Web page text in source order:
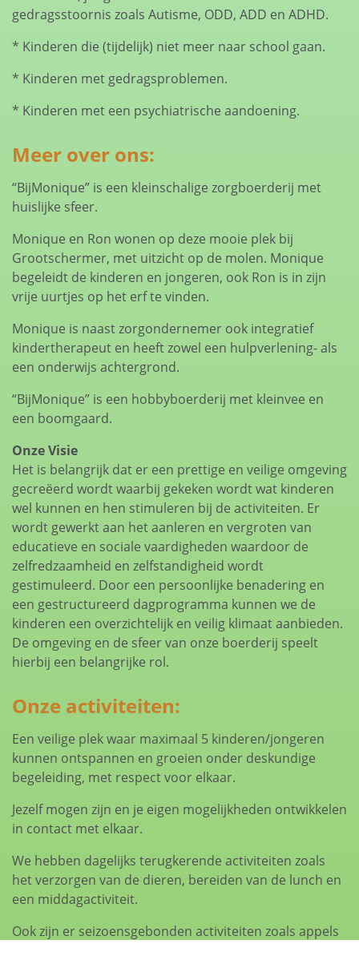
gedragsstoornis zoals Autisme, ODD, ADD en ADHD.
* Kinderen die (tijdelijk) niet meer naar school gaan.
* Kinderen met gedragsproblemen.
* Kinderen met een psychiatrische aandoening.
Meer over ons:
“BijMonique” is een kleinschalige zorgboerderij met
huislijke sfeer.
Monique en Ron wonen op deze mooie plek bij
Grootschermer, met uitzicht op de molen. Monique
begeleidt de kinderen en jongeren, ook Ron is in zijn
vrije uurtjes op het erf te vinden.
Monique is naast zorgondernemer ook integratief
kindertherapeut en heeft zowel een hulpverlening- als
een onderwijs achtergrond.
“BijMonique” is een hobbyboerderij met kleinvee en
een boomgaard.
Onze Visie
Het is belangrijk dat er een prettige en veilige omgeving
gecreëerd wordt waarbij gekeken wordt wat kinderen
wel kunnen en hen stimuleren bij de activiteiten. Er
wordt gewerkt aan het aanleren en vergroten van
educatieve en sociale vaardigheden waardoor de
zelfredzaamheid en zelfstandigheid wordt
gestimuleerd. Door een persoonlijke benadering en
een gestructureerd dagprogramma kunnen we de
kinderen een overzichtelijk en veilig klimaat aanbieden.
De omgeving en de sfeer van onze boerderij speelt
hierbij een belangrijke rol.
Onze activiteiten:
Een veilige plek waar maximaal 5 kinderen/jongeren
kunnen ontspannen en groeien onder deskundige
begeleiding, met respect voor elkaar.
Jezelf mogen zijn en je eigen mogelijkheden ontwikkelen
in contact met elkaar.
We hebben dagelijks terugkerende activiteiten zoals
het verzorgen van de dieren, bereiden van de lunch en
een middagactiviteit.
Ook zijn er seizoensgebonden activiteiten zoals appels